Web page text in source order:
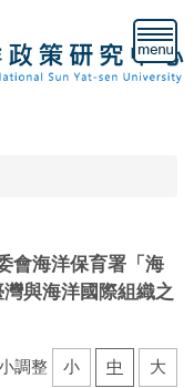
會海洋保育署「海
與海洋國際組織之
調整 小 中 大